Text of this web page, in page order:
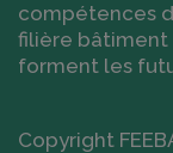
compétences
filière bâtiment
forment les
Copyright